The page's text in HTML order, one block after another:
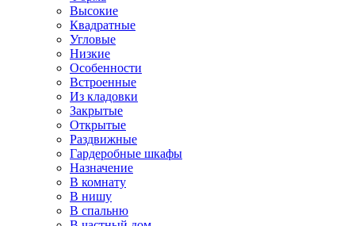
Высокие
Квадратные
Угловые
Низкие
Особенности
Встроенные
Из кладовки
Закрытые
Открытые
Раздвижные
Гардеробные шкафы
Назначение
В комнату
В нишу
В спальню